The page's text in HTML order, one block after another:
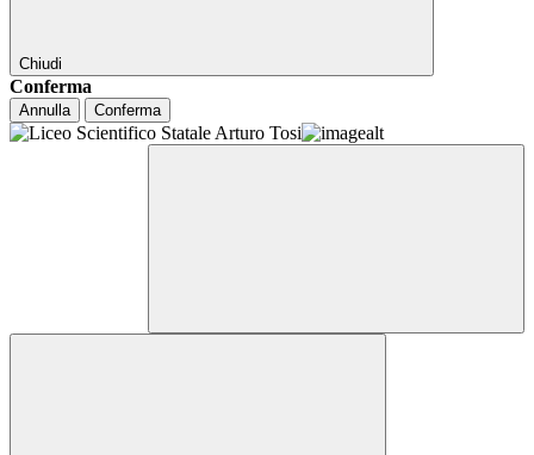
Chiudi
Conferma
Annulla Conferma